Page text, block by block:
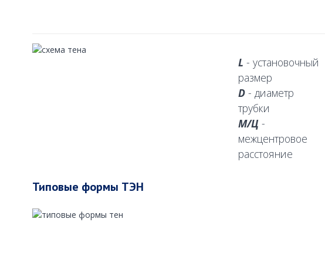
L - установочный
размер
D - диаметр
трубки
М/Ц -
межцентровое
расстояние
Типовые формы ТЭН